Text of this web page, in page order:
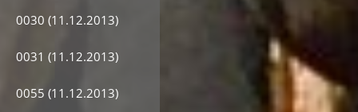
0030 (11.12.2013)
0031 (11.12.2013)
0055 (11.12.2013)